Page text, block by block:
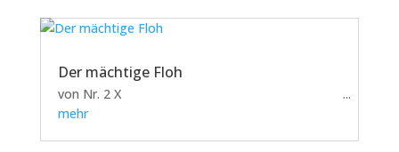
Der mächtige Floh
von Nr. 2 X
mehr